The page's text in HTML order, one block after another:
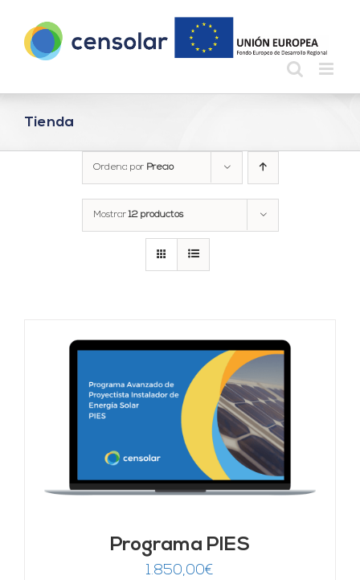
contenido
Tienda
Ordena por Precio
Mostrar12 productos
Programa PIES
1.850,00€